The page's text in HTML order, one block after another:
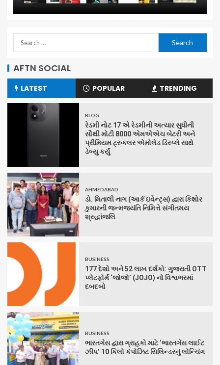
AFTN SOCIAL
LATEST POPULAR TRENDING
BLOG
રેડમી નોટ 17 એ રેડમીની અત્યાર સુધીની
સૌથી મોટી 8000 એમએએચ બેટરી અને
પ્રીમિયમ ટ્રુકલર એમોલેડ ડિસ્પ્લે સાથે
ડેબ્યુ કર્યું
AHMEDABAD
ડો. મિતાલી નાગ (આર્ક ઇવેન્ટ્સ) દ્વારા કિશોર
કુમારની જન્મજયંતિ નિમિત્તે સંગીતમય
શ્રદ્ધાંજલિ
BUSINESS
177 દેશો અને 52 લાખ દર્શકો: ગુજરાતી OTT
પ્લેટફોર્મ ‘જોજો’ (JOJO) નો વિશ્વભરમાં
દબદબો
BUSINESS
ભારતગેસ દ્વારા ગ્રાહકો માટે ‘ભારતગેસ લાઈટ
ઝીપ’ 10 કિલો કંપોઝિટ સિલિન્ડરનું લોન્ચિંગ